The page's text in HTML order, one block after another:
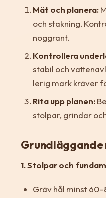
Mät och planera:
och stakning.
noggrant.
Kontrollera
stabil och
lerig mark kräver
Rita upp planen:
stolpar, grindar
Grundläggande
1. Stolpar och
Gräv hål minst